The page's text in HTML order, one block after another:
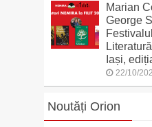
Marian
George
Iași,
22/10/
Noutăți Orion